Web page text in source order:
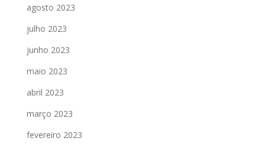
agosto 2023
julho 2023
junho 2023
maio 2023
abril 2023
março 2023
fevereiro 2023